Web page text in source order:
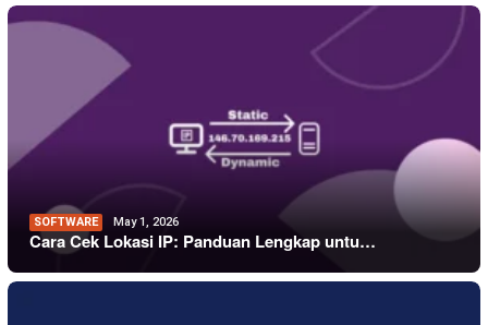
SOFTWARE May 1, 2026
Cara Cek Lokasi IP: Panduan Lengkap untu…